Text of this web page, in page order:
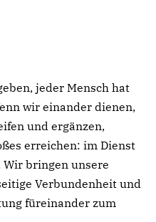
jeder Mensch hat
wir einander dienen,
und ergänzen,
erreichen: im Dienst
Wir bringen unsere
Verbundenheit und
füreinander zum